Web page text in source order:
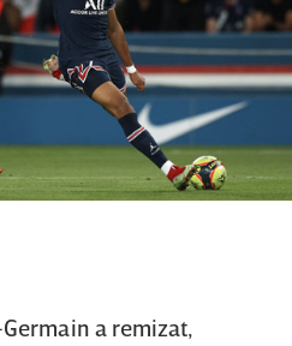
a remizat,